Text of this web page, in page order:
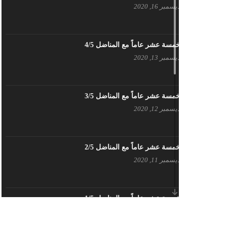
بيان حزب اليسار الديمقراطي السوري
تنويه صادر عن المكتب الإعلامي لحزب
بطاقة تهنئة – حزب اليسار الديمقراطي
أَنقِذوا اللَاجِئين السُوريين في لُبنان –
أبريل 26, 2023
ديسمبر 16, 2020
خمسة عشر عاماً مع المناضل 4/5
ديسمبر 13, 2020
خمسة عشر عاماً مع المناضل 3/5
ديسمبر 12, 2020
خمسة عشر عاماً مع المناضل 2/5
ديسمبر 11, 2020
خمسة عشر عاماً مع المناضل 1/5